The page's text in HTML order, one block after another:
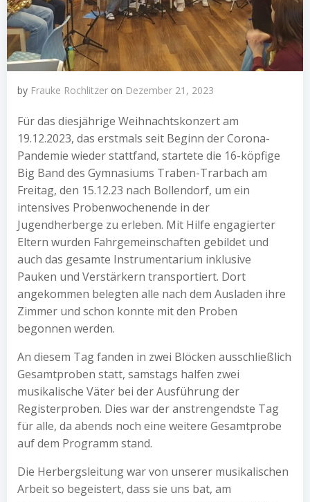
by Frauke Rochlitzer on Dezember 21, 2023
Für das diesjährige Weihnachtskonzert am
19.12.2023, das erstmals seit Beginn der Corona-
Pandemie wieder stattfand, startete die 16-köpfige
Big Band des Gymnasiums Traben-Trarbach am
Freitag, den 15.12.23 nach Bollendorf, um ein
intensives Probenwochenende in der
Jugendherberge zu erleben. Mit Hilfe engagierter
Eltern wurden Fahrgemeinschaften gebildet und
auch das gesamte Instrumentarium inklusive
Pauken und Verstärkern transportiert. Dort
angekommen belegten alle nach dem Ausladen ihre
Zimmer und schon konnte mit den Proben
begonnen werden.
An diesem Tag fanden in zwei Blöcken ausschließlich
Gesamtproben statt, samstags halfen zwei
musikalische Väter bei der Ausführung der
Registerproben. Dies war der anstrengendste Tag
für alle, da abends noch eine weitere Gesamtprobe
auf dem Programm stand.
Die Herbergsleitung war von unserer musikalischen
Arbeit so begeistert, dass sie uns bat, am